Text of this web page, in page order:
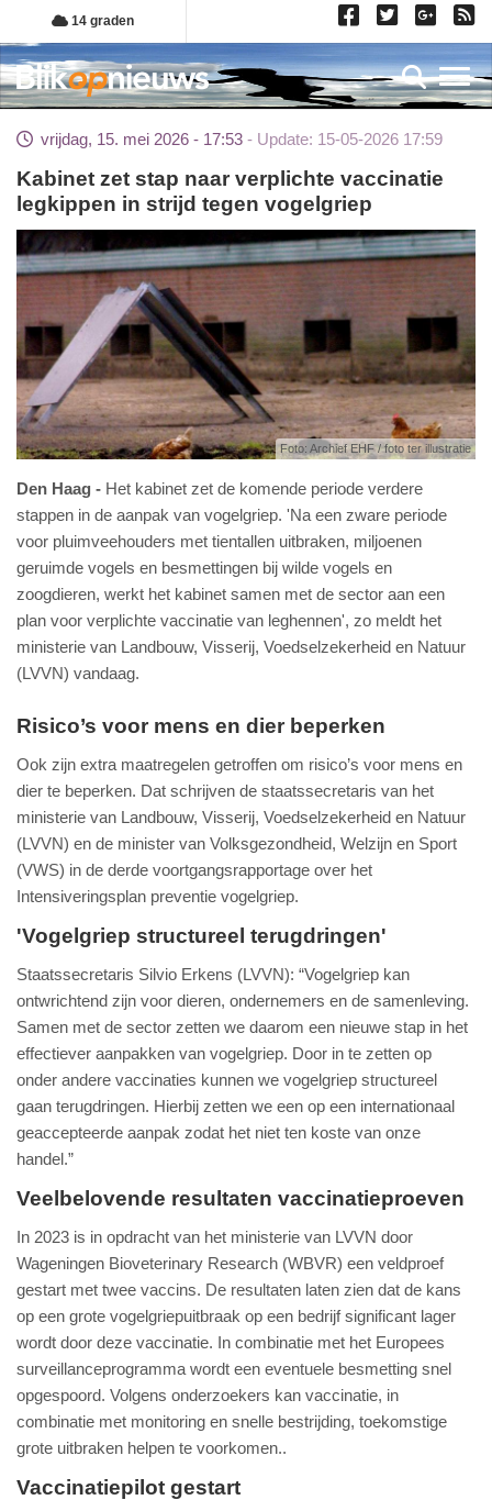
Overslaan
en
naar
de
gaan
14 graden
vrijdag, 15. mei 2026 - 17:53 Update: 15-05-2026 17:59
Kabinet zet stap naar verplichte vaccinatie
legkippen in strijd tegen vogelgriep
Foto: Archief EHF / foto ter illustratie
Den Haag
Het kabinet zet de komende periode verdere
stappen in de aanpak van vogelgriep. 'Na een zware periode
voor pluimveehouders met tientallen uitbraken, miljoenen
geruimde vogels en besmettingen bij wilde vogels en
zoogdieren, werkt het kabinet samen met de sector aan een
plan voor verplichte vaccinatie van leghennen', zo meldt het
ministerie van Landbouw, Visserij, Voedselzekerheid en Natuur
(LVVN) vandaag.
Risico’s voor mens en dier beperken
Ook zijn extra maatregelen getroffen om risico’s voor mens en
dier te beperken. Dat schrijven de staatssecretaris van het
ministerie van Landbouw, Visserij, Voedselzekerheid en Natuur
(LVVN) en de minister van Volksgezondheid, Welzijn en Sport
(VWS) in de derde voortgangsrapportage over het
Intensiveringsplan preventie vogelgriep.
'Vogelgriep structureel terugdringen'
Staatssecretaris Silvio Erkens (LVVN): “Vogelgriep kan
ontwrichtend zijn voor dieren, ondernemers en de samenleving.
Samen met de sector zetten we daarom een nieuwe stap in het
effectiever aanpakken van vogelgriep. Door in te zetten op
onder andere vaccinaties kunnen we vogelgriep structureel
gaan terugdringen. Hierbij zetten we een op een internationaal
geaccepteerde aanpak zodat het niet ten koste van onze
handel.”
Veelbelovende resultaten vaccinatieproeven
In 2023 is in opdracht van het ministerie van LVVN door
Wageningen Bioveterinary Research (WBVR) een veldproef
gestart met twee vaccins. De resultaten laten zien dat de kans
op een grote vogelgriepuitbraak op een bedrijf significant lager
wordt door deze vaccinatie. In combinatie met het Europees
surveillanceprogramma wordt een eventuele besmetting snel
opgespoord. Volgens onderzoekers kan vaccinatie, in
combinatie met monitoring en snelle bestrijding, toekomstige
grote uitbraken helpen te voorkomen..
Vaccinatiepilot gestart